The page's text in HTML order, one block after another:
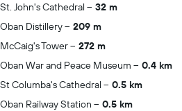
St. John's Cathedral
32 m
Oban Distillery
209 m
McCaig's Tower
272 m
Oban War and Peace Museum
0.4 km
St Columba's Cathedral
0.5 km
Oban Railway Station
0.5 km